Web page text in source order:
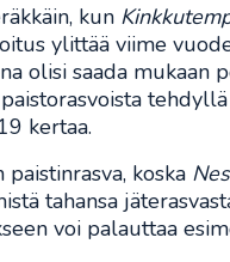
kun
ylittää viime
olisi saada mukaan
kertaa.
koska
tahansa
voi palauttaa